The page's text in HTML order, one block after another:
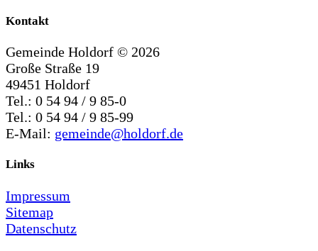
Kontakt
Gemeinde Holdorf © 2026
Große Straße 19
49451 Holdorf
Tel.: 0 54 94 / 9 85-0
Tel.: 0 54 94 / 9 85-99
E-Mail: gemeinde@holdorf.de
Links
Impressum
Sitemap
Datenschutz